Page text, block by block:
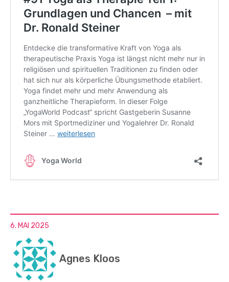
6. MAI 2025
Agnes Kloos